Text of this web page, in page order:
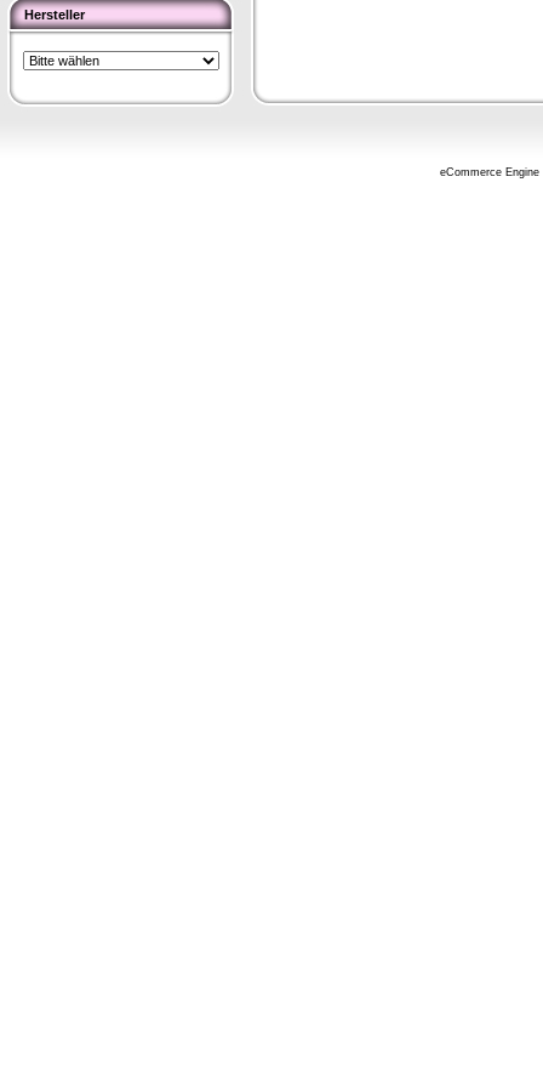
Hersteller
eCommerce